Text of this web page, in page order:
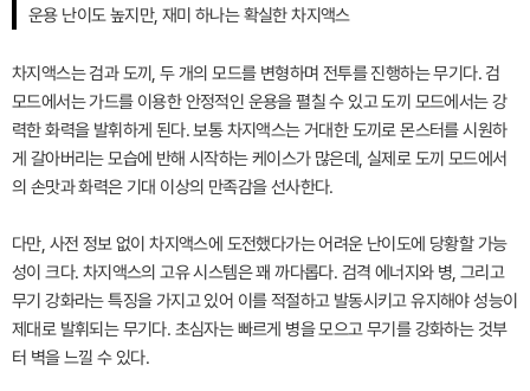
운용 난이도 높지만, 재미 하나는 확실한 차지액스
차지액스는 검과 도끼, 두 개의 모드를 변형하며 전투를 진행하는 무기다. 검
모드에서는 가드를 이용한 안정적인 운용을 펼칠 수 있고 도끼 모드에서는 강
력한 화력을 발휘하게 된다. 보통 차지액스는 거대한 도끼로 몬스터를 시원하
게 갈아버리는 모습에 반해 시작하는 케이스가 많은데, 실제로 도끼 모드에서
의 손맛과 화력은 기대 이상의 만족감을 선사한다.
다만, 사전 정보 없이 차지액스에 도전했다가는 어려운 난이도에 당황할 가능
성이 크다. 차지액스의 고유 시스템은 꽤 까다롭다. 검격 에너지와 병, 그리고
무기 강화라는 특징을 가지고 있어 이를 적절하고 발동시키고 유지해야 성능이
제대로 발휘되는 무기다. 초심자는 빠르게 병을 모으고 무기를 강화하는 것부
터 벽을 느낄 수 있다.